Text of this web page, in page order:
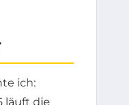
ich:
läuft die